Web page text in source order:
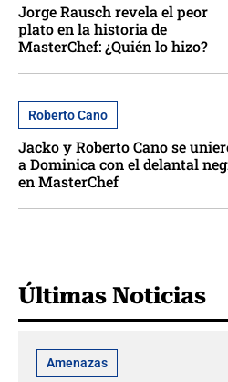
Jorge Rausch revela el peor
plato en la historia de
MasterChef: ¿Quién lo hizo?
Roberto Cano
Jacko y Roberto Cano se
a Dominica con el delantal
en MasterChef
Últimas Noticias
Amenazas